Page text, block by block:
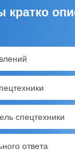
кратко
спецтехники
ответа